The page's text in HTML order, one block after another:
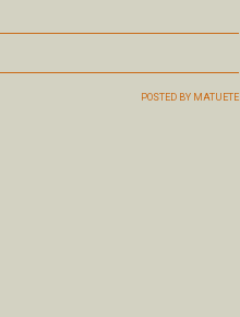
POSTED BY MATUETE